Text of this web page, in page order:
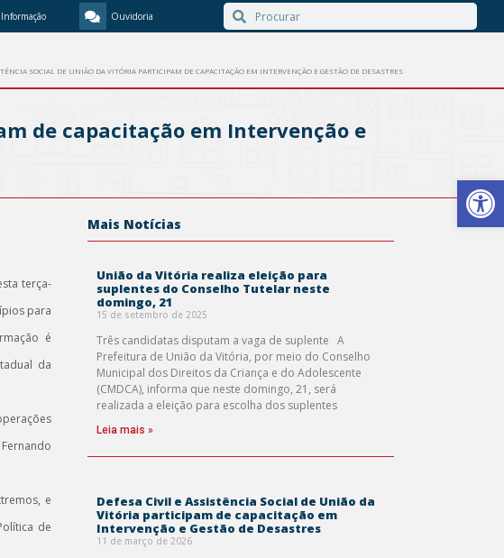
Barra de
Informação Ouvidoria
SOCIAL DE UNIÃO DA VITÓRIA PARTICIPAM DE CAPACITAÇÃO EM INTERVENÇÃO E GESTÃO DE DESASTRES
de capacitação em Intervenção e
terça-
para
é
da
e
de
Mais Notícias
União da Vitória realiza eleição para
suplentes do Conselho Tutelar neste
domingo, 21
15 de setembro de 2025
Três candidatas disputam a vaga de suplente A
Prefeitura de União da Vitória, por meio do Conselho
Municipal dos Direitos da Criança e do Adolescente
(CMDCA), informa que neste domingo, 21, será
realizada a eleição para escolha dos suplentes
Leia mais »
Defesa Civil e Assistência Social de União da
Vitória participam de capacitação em
Intervenção e Gestão de Desastres
11 de março de 2026